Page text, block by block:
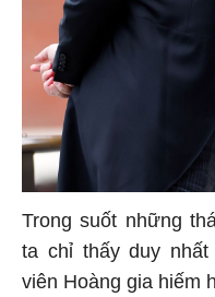
Trong suốt những
ta chỉ thấy duy
viên Hoàng gia hiếm